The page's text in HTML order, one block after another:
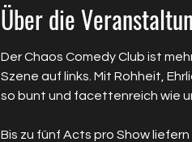
Über die
Der Chaos Comedy Club ist
Szene auf links. Mit Rohheit,
so bunt und facettenreich wie
Bis zu fünf Acts pro Show